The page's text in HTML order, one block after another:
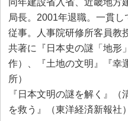
局長。2001年退職。一貫
従事。人事院研修所客員教
共著に『日本史の謎「地形
作）、『土地の文明』『幸
所）
『日本文明の謎を解く』
を救う』（東洋経済新報社